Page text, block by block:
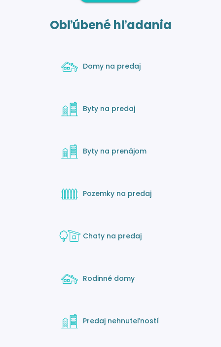
Obľúbené hľadania
Domy na predaj
Byty na predaj
Byty na prenájom
Pozemky na predaj
Chaty na predaj
Rodinné domy
Predaj nehnuteľností